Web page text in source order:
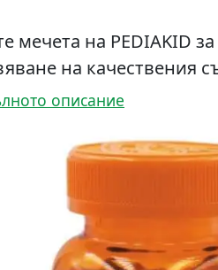
мечета на PEDIAKID
на качествения
описание